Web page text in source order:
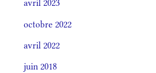
avril 2023
octobre 2022
avril 2022
juin 2018